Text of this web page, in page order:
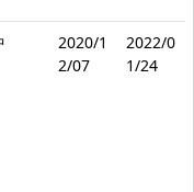
2020/1
2/07
2022/0
1/24